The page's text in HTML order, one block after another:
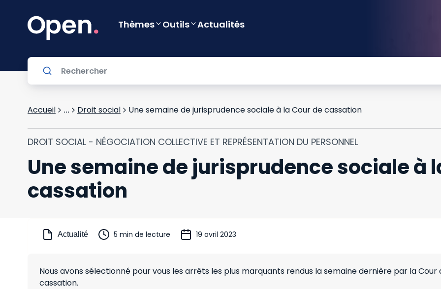
Thèmes Outils Actualités
Accueil ... Droit social Une semaine de jurisprudence sociale à la Cour de cassation
DROIT SOCIAL - NÉGOCIATION COLLECTIVE ET REPRÉSENTATION DU PERSONNEL
Une semaine de jurisprudence sociale à
cassation
Actualité 5 min de lecture 19 avril 2023
Nous avons sélectionné pour vous les arrêts les plus marquants rendus la semaine dernière par la Cour
cassation.